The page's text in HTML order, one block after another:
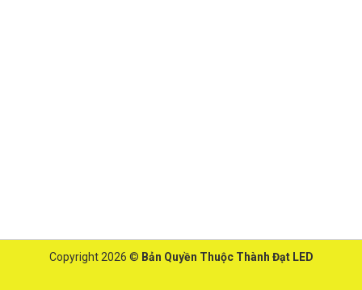
Copyright 2026 © Bản Quyền Thuộc Thành Đạt LED